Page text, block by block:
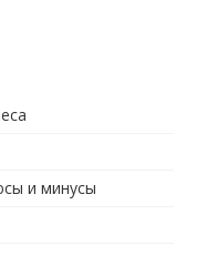
и минусы